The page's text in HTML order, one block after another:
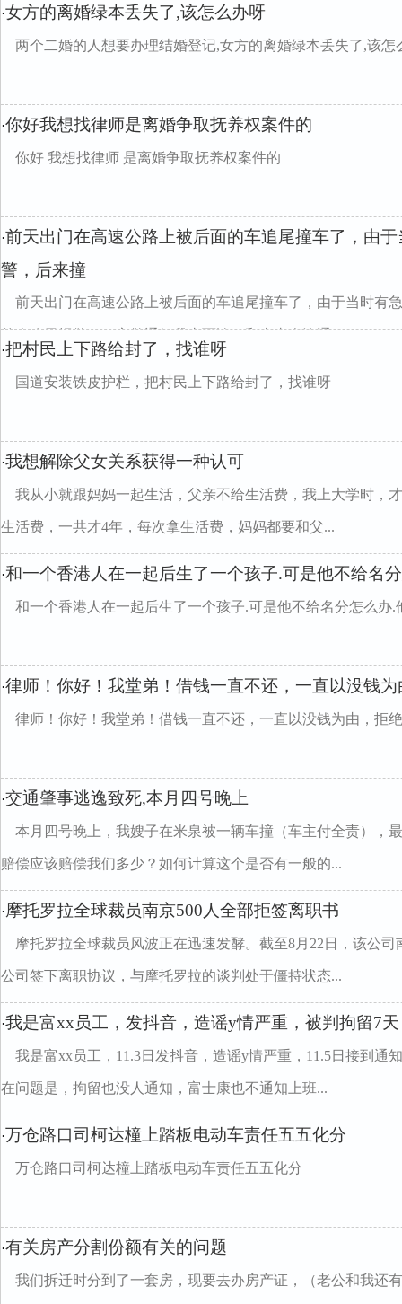
·女方的离婚绿本丢失了,该怎么办呀
两个二婚的人想要办理结婚登记,女方的离婚绿本丢失了,该怎
·你好我想找律师是离婚争取抚养权案件的
你好 我想找律师 是离婚争取抚养权案件的
·前天出门在高速公路上被后面的车追尾撞车了，由
警，后来撞
前天出门在高速公路上被后面的车追尾撞车了，由于当时有
的人昨天报警了，交警通知我去面谈，和当事人沟通...
·把村民上下路给封了，找谁呀
国道安装铁皮护栏，把村民上下路给封了，找谁呀
·我想解除父女关系获得一种认可
我从小就跟妈妈一起生活，父亲不给生活费，我上大学时，
生活费，一共才4年，每次拿生活费，妈妈都要和父...
·和一个香港人在一起后生了一个孩子.可是他不给名
和一个香港人在一起后生了一个孩子.可是他不给名分怎么办.
·律师！你好！我堂弟！借钱一直不还，一直以没钱
律师！你好！我堂弟！借钱一直不还，一直以没钱为由，拒
·交通肇事逃逸致死,本月四号晚上
本月四号晚上，我嫂子在米泉被一辆车撞（车主付全责），
赔偿应该赔偿我们多少？如何计算这个是否有一般的...
·摩托罗拉全球裁员南京500人全部拒签离职书
摩托罗拉全球裁员风波正在迅速发酵。截至8月22日，该公
公司签下离职协议，与摩托罗拉的谈判处于僵持状态...
·我是富xx员工，发抖音，造谣y情严重，被判拘留7天
我是富xx员工，11.3日发抖音，造谣y情严重，11.5日接到通
在问题是，拘留也没人通知，富士康也不通知上班...
·万仓路口司柯达橦上踏板电动车责任五五化分
万仓路口司柯达橦上踏板电动车责任五五化分
·有关房产分割份额有关的问题
我们拆迁时分到了一套房，现要去办房产证，（老公和我还